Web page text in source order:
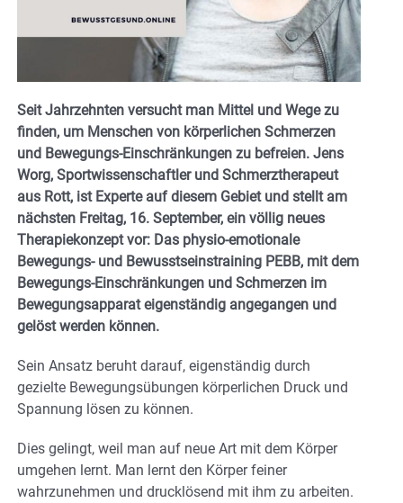
Seit Jahrzehnten versucht man Mittel und Wege zu
finden, um Menschen von körperlichen Schmerzen
und Bewegungs-Einschränkungen zu befreien. Jens
Worg, Sportwissenschaftler und Schmerztherapeut
aus Rott, ist Experte auf diesem Gebiet und stellt am
nächsten Freitag, 16. September, ein völlig neues
Therapiekonzept vor: Das physio-emotionale
Bewegungs- und Bewusstseinstraining PEBB, mit dem
Bewegungs-Einschränkungen und Schmerzen im
Bewegungsapparat eigenständig angegangen und
gelöst werden können.
Sein Ansatz beruht darauf, eigenständig durch
gezielte Bewegungsübungen körperlichen Druck und
Spannung lösen zu können.
Dies gelingt, weil man auf neue Art mit dem Körper
umgehen lernt. Man lernt den Körper feiner
wahrzunehmen und drucklösend mit ihm zu arbeiten.